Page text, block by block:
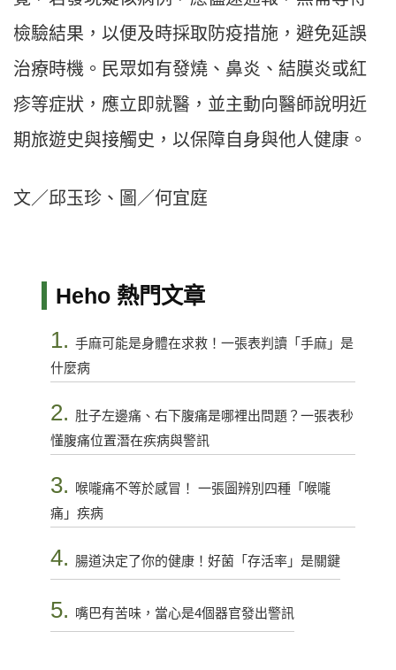
檢驗結果，以便及時採取防疫措施，避免延誤
治療時機。民眾如有發燒、鼻炎、結膜炎或紅
疹等症狀，應立即就醫，並主動向醫師說明近
期旅遊史與接觸史，以保障自身與他人健康。
文／邱玉珍、圖／何宜庭
Heho 熱門文章
1. 手麻可能是身體在求救！一張表判讀「手麻」是
什麼病
2. 肚子左邊痛、右下腹痛是哪裡出問題？一張表秒
懂腹痛位置潛在疾病與警訊
3.
喉嚨痛不等於感冒！ 一張圖辨別四種「喉嚨
痛」疾病
4. 腸道決定了你的健康！好菌「存活率」是關鍵
5. 嘴巴有苦味，當心是4個器官發出警訊